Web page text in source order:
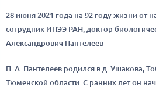
28 июня 2021 года на 92 году жизни от
сотрудник ИПЭЭ РАН, доктор
Александрович Пантелеев
П. А. Пантелеев родился в д. Ушакова,
Тюменской области. С ранних лет он